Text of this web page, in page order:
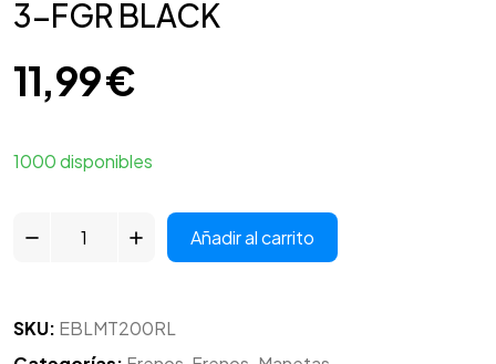
3-FGR BLACK
11,99€
1000 disponibles
Añadir al carrito
SKU: EBLMT200RL